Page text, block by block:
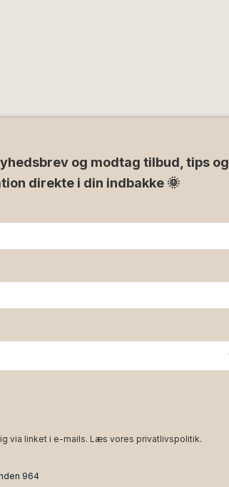
og modtag tilbud, tips og
direkte i din indbakke 🌞
via linket i e-mails. Læs vores privatlivspolitik.
964